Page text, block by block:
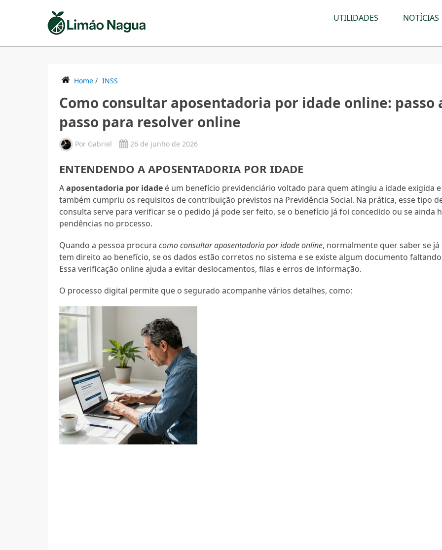
UTILIDADES NOTÍCIAS
Home / INSS
Como consultar aposentadoria por idade online: passo
passo para resolver online
Por Gabriel 26 de junho de 2026
ENTENDENDO A APOSENTADORIA POR IDADE
Aaposentadoria por idade é um benefício previdenciário voltado para quem atingiu a idade exigida e
também cumpriu os requisitos de contribuição previstos na Previdência Social. Na prática, esse tipo
consulta serve para verificar se o pedido já pode ser feito, se o benefício já foi concedido ou se ainda
pendências no processo.
Quando a pessoa procuracomo consultar aposentadoria por idade online, normalmente quer saber se já
tem direito ao benefício, se os dados estão corretos no sistema e se existe algum documento
Essa verificação online ajuda a evitar deslocamentos, filas e erros de informação.
O processo digital permite que o segurado acompanhe vários detalhes, como: